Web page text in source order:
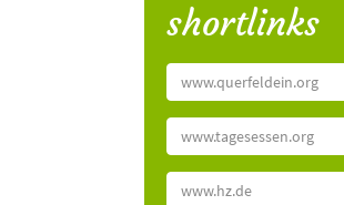
shortlinks
www.querfeldein.org
www.tagesessen.org
www.hz.de